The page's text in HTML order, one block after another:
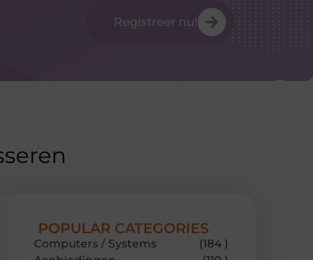
Registreer nu!
POPULAR CATEGORIES
Computers / Systems
(184 )